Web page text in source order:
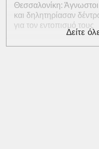
Θεσσαλονίκη:
και δηλητηρίασαν
για τον εντοπισμό τους
Δείτε